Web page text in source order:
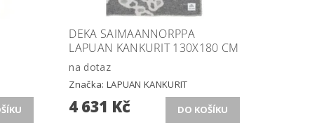
DEKA SAIMAANNORPPA
LAPUAN KANKURIT 130X180 CM
na dotaz
Značka: LAPUAN KANKURIT
4 631 Kč